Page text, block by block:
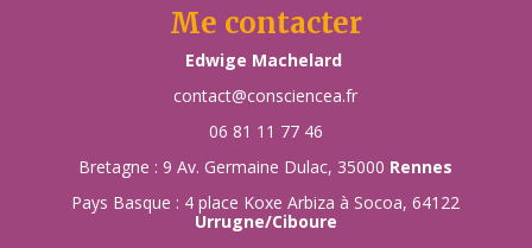
Me contacter
Edwige Machelard
contact@consciencea.fr
06 81 11 77 46
Bretagne : 9 Av. Germaine Dulac, 35000 Rennes
Pays Basque : 4 place Koxe Arbiza à Socoa, 64122
Urrugne/Ciboure